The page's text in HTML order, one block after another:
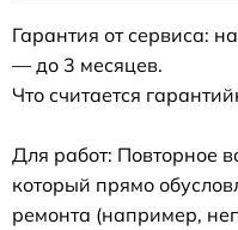
Гарантия от сервиса:
— до 3 месяцев.
Что считается
Для работ: Повторное
который прямо
ремонта (например,